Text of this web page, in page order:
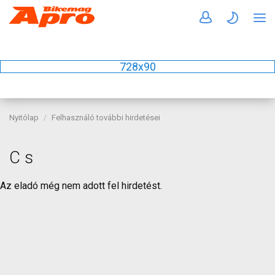
728x90
Nyitólap Felhasználó további hirdetései
C s
Az eladó még nem adott fel hirdetést.